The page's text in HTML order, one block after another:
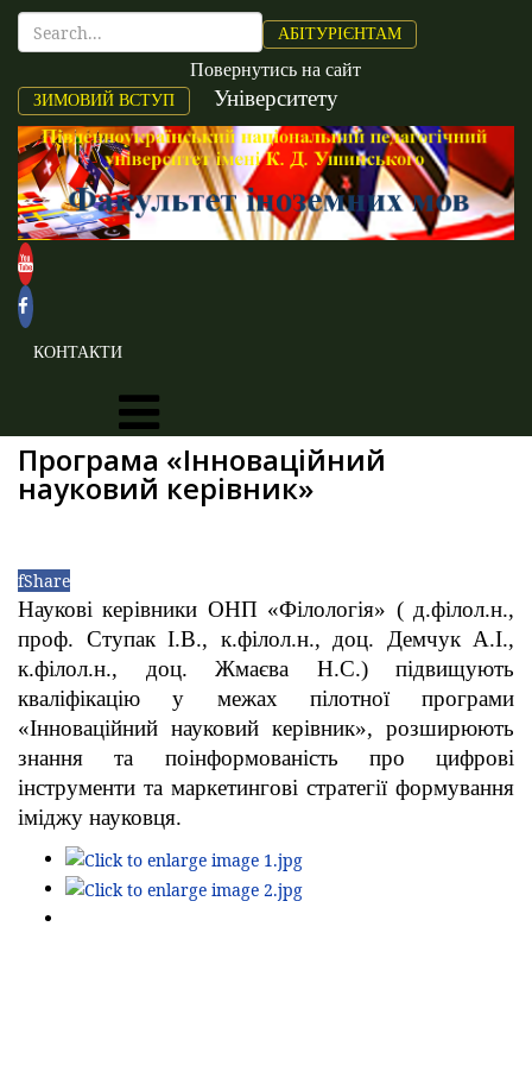
АБІТУРІЄНТАМ
ЗИМОВИЙ ВСТУП
Повернутись на сайт
Університету
КОНТАКТИ
Програма «Інноваційний
науковий керівник»
fShare
Наукові керівники ОНП «Філологія» ( д.філол.н.,
проф. Ступак І.В., к.філол.н., доц. Демчук А.І.,
к.філол.н., доц. Жмаєва Н.С.) підвищують
кваліфікацію у межах пілотної програми
«Інноваційний науковий керівник», розширюють
знання та поінформованість про цифрові
інструменти та маркетингові стратегії формування
іміджу науковця.